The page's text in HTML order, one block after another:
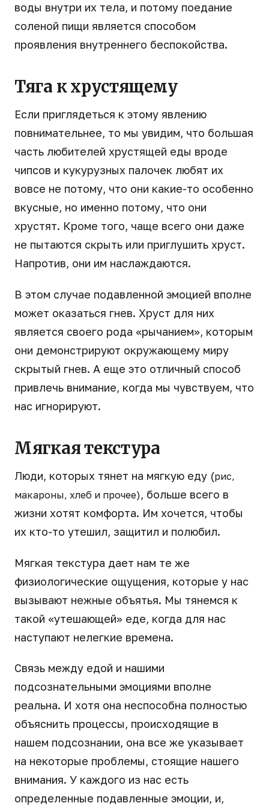
воды внутри их тела, и потому поедание
соленой пищи является способом
проявления внутреннего беспокойства.
Тяга к хрустящему
Если приглядеться к этому явлению
повнимательнее, то мы увидим, что большая
часть любителей хрустящей еды вроде
чипсов и кукурузных палочек любят их
вовсе не потому, что они какие-то особенно
вкусные, но именно потому, что они
хрустят. Кроме того, чаще всего они даже
не пытаются скрыть или приглушить хруст.
Напротив, они им наслаждаются.
В этом случае подавленной эмоцией вполне
может оказаться гнев. Хруст для них
является своего рода «рычанием», которым
они демонстрируют окружающему миру
скрытый гнев. А еще это отличный способ
привлечь внимание, когда мы чувствуем, что
нас игнорируют.
Мягкая текстура
Люди, которых тянет на мягкую еду (рис,
макароны, хлеб и прочее), больше всего в
жизни хотят комфорта. Им хочется, чтобы
их кто-то утешил, защитил и полюбил.
Мягкая текстура дает нам те же
физиологические ощущения, которые у нас
вызывают нежные объятья. Мы тянемся к
такой «утешающей» еде, когда для нас
наступают нелегкие времена.
Связь между едой и нашими
подсознательными эмоциями вполне
реальна. И хотя она неспособна полностью
объяснить процессы, происходящие в
нашем подсознании, она все же указывает
на некоторые проблемы, стоящие нашего
внимания. У каждого из нас есть
определенные подавленные эмоции, и,